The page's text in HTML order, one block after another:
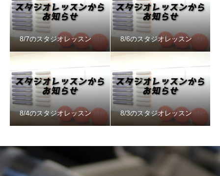
8/7のスタジオレッスン 8/6のスタジオレッスン
8/4のスタジオレッスン 8/3のスタジオレッスン